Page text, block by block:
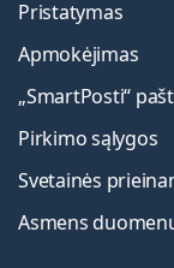
Pristatymas
Apmokėjimas
„SmartPosti“
Pirkimo sąlygos
Svetainės
Asmens